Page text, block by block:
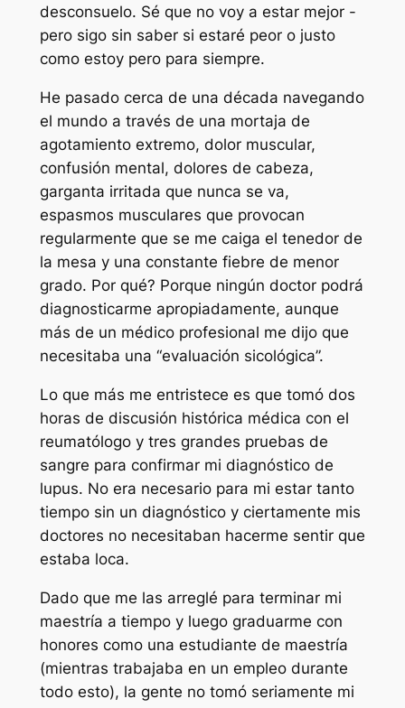
desconsuelo. Sé que no voy a estar mejor -
pero sigo sin saber si estaré peor o justo
como estoy pero para siempre.
He pasado cerca de una década navegando
el mundo a través de una mortaja de
agotamiento extremo, dolor muscular,
confusión mental, dolores de cabeza,
garganta irritada que nunca se va,
espasmos musculares que provocan
regularmente que se me caiga el tenedor de
la mesa y una constante fiebre de menor
grado. Por qué? Porque ningún doctor podrá
diagnosticarme apropiadamente, aunque
más de un médico profesional me dijo que
necesitaba una “evaluación sicológica”.
Lo que más me entristece es que tomó dos
horas de discusión histórica médica con el
reumatólogo y tres grandes pruebas de
sangre para confirmar mi diagnóstico de
lupus. No era necesario para mi estar tanto
tiempo sin un diagnóstico y ciertamente mis
doctores no necesitaban hacerme sentir que
estaba loca.
Dado que me las arreglé para terminar mi
maestría a tiempo y luego graduarme con
honores como una estudiante de maestría
(mientras trabajaba en un empleo durante
todo esto), la gente no tomó seriamente mi